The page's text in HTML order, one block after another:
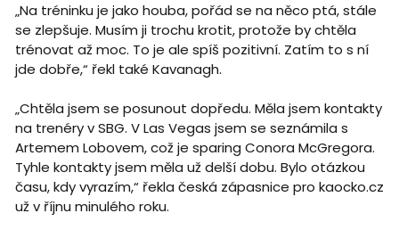
„Na tréninku je jako houba, pořád se na něco ptá, stále
se zlepšuje. Musím ji trochu krotit, protože by chtěla
trénovat až moc. To je ale spíš pozitivní. Zatím to s ní
jde dobře,“ řekl také Kavanagh.
„Chtěla jsem se posunout dopředu. Měla jsem kontakty
na trenéry v SBG. V Las Vegas jsem se seznámila s
Artemem Lobovem, což je sparing Conora McGregora.
Tyhle kontakty jsem měla už delší dobu. Bylo otázkou
času, kdy vyrazím,“ řekla česká zápasnice pro kaocko.cz
už v říjnu minulého roku.